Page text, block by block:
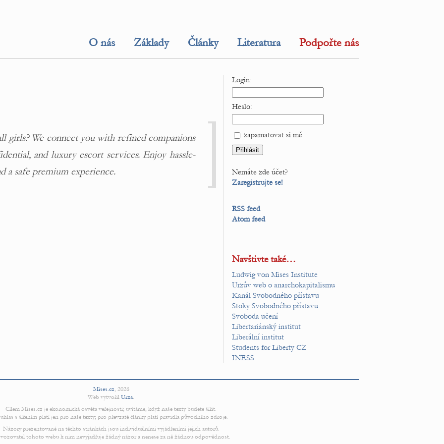
O nás Základy Články Literatura Podpořte nás
girls? We connect you with refined companions
and luxury escort services. Enjoy hassle-
a safe premium experience.
Login:
Heslo:
zapamatovat si mě
Nemáte zde účet?
Zaregistrujte se!
RSS feed
Atom feed
Navštivte také…
Ludwig von Mises Institute
Urzův web o anarchokapitalismu
Kanál Svobodného přístavu
Stoky Svobodného přístavu
Svoboda učení
Libertariánský institut
Liberální institut
Students for Liberty CZ
INESS
Mises.cz, 2026
Web vytvořil Urza.
Cílem Mises.cz je ekonomická osvěta veřejnosti; uvítáme, když naše texty budete šířit.
s šířením platí jen pro naše texty; pro převzaté články platí pravidla původního zdroje.
Názory prezentované na těchto stránkách jsou individuálními vyjádřeními jejich autorů.
tohoto webu k nim nevyjadřuje žádný názor a nenese za ně žádnou odpovědnost.